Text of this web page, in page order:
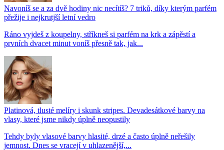
Navoníš se a za dvě hodiny nic necítíš? 7 triků, díky kterým parfém
přežije i nejkrutjší letní vedro
Ráno vyjdeš z koupelny, stříkneš si parfém na krk a zápěstí a
prvních dvacet minut voníš přesně tak, jak...
Platinová, tlusté melíry i skunk stripes. Devadesátkové barvy na
vlasy, které jsme nikdy úplně neopustily
Tehdy byly vlasové barvy hlasité, drzé a často úplně neřešily
jemnost. Dnes se vracejí v uhlazenější,...